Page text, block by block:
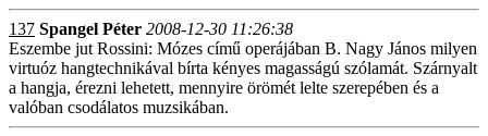
137 Spangel Péter 2008-12-30 11:26:38
Eszembe jut Rossini: Mózes című operájában B. Nagy János milyen
virtuóz hangtechnikával bírta kényes magasságú szólamát. Szárnyalt
a hangja, érezni lehetett, mennyire örömét lelte szerepében és a
valóban csodálatos muzsikában.